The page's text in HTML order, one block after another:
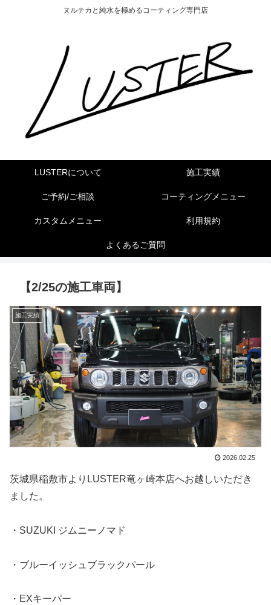
ヌルテカと純水を極めるコーティング専門店
LUSTERについて 施工実績
ご予約/ご相談 コーティングメニュー
カスタムメニュー 利用規約
よくあるご質問
【2/25の施工車両】
施工実績
2026.02.25
茨城県稲敷市よりLUSTER竜ヶ崎本店へお越しいただき
ました。
・SUZUKI ジムニーノマド
・ブルーイッシュブラックパール
・EXキーパー